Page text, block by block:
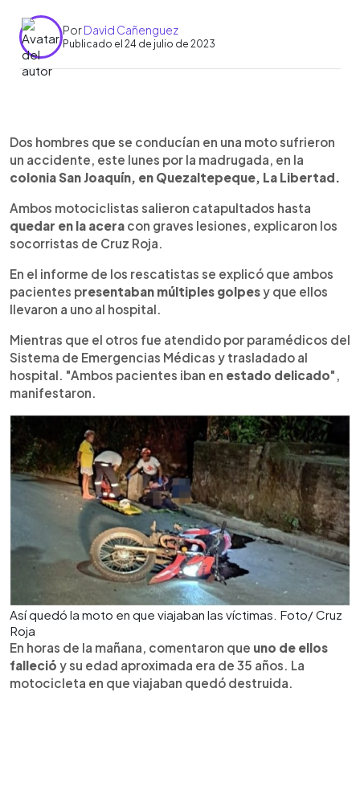
PorDavid Cañenguez
Publicado el 24 de julio de 2023
Escuchar artículo
Dos hombres que se conducían en una moto sufrieron
un accidente, este lunes por la madrugada, en la
colonia San Joaquín, en Quezaltepeque, La Libertad.
Ambos motociclistas salieron catapultados hasta
quedar en la acera con graves lesiones, explicaron los
socorristas de Cruz Roja.
En el informe de los rescatistas se explicó que ambos
pacientes presentaban múltiples golpesy que ellos
llevaron a uno al hospital.
Mientras que el otros fue atendido por paramédicos del
Sistema de Emergencias Médicas y trasladado al
hospital. "Ambos pacientes iban en estado delicado",
manifestaron.
Así quedó la moto en que viajaban las víctimas. Foto/ Cruz
Roja
En horas de la mañana, comentaron que uno de ellos
falleció y su edad aproximada era de 35 años. La
motocicleta en que viajaban quedó destruida.